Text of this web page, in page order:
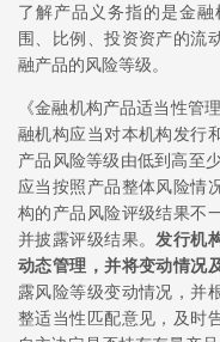
了解产品义务指的是金
围、比例、投资资产的流
融产品的风险等级。
《金融机构产品适当性管
融机构应当对本机构发行
产品风险等级由低到高至
应当按照产品整体风险情
构的产品风险评级结果不
并披露评级结果。发行机
动态管理，并将变动情况
露风险等级变动情况，并
整适当性匹配意见，及时